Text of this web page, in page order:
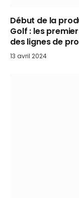
Début de la
Golf : les
des lignes de
13 avril 2024